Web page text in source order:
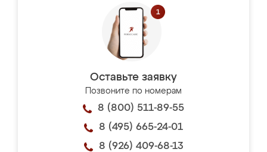
Оставьте заявку
Позвоните по номерам
8 (800) 511-89-55
8 (495) 665-24-01
8 (926) 409-68-13